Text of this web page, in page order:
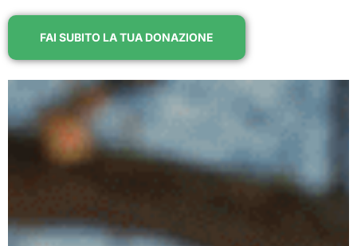
FAI SUBITO LA TUA DONAZIONE